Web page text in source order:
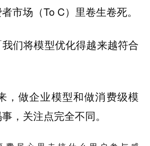
市场（To C）里卷生卷死。
们将模型优化得越来越符合
，做企业模型和做消费级模
，关注点完全不同。